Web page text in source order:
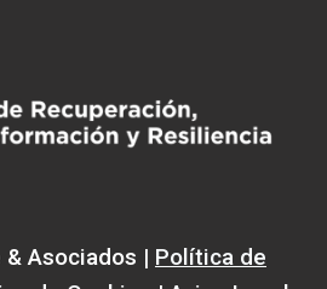
Asociados | Política de